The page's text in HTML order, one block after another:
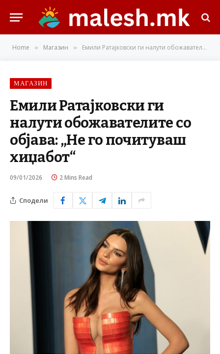
Home » Магазин » Емили Ратајковски ги налути обожавателите со објава: „Не го почитуваш хиџабот“
МАГАЗИН
Емили Ратајковски ги
налути обожавателите со
објава: „Не го почитуваш
хиџабот“
09/01/2026 2 Mins Read
Сподели